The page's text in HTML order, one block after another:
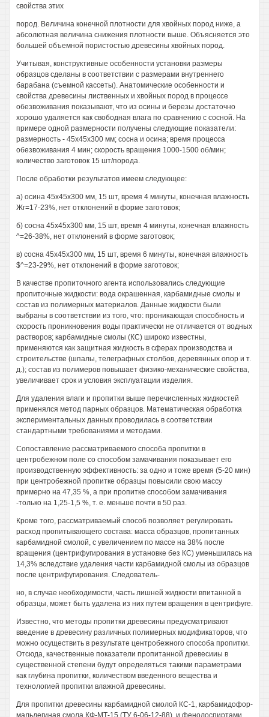
свойства этих
пород. Величина конечной плотности для хвойных пород ниже, а
абсолютная величина снижения плотности выше. Объясняется это
большей объемной пористостью древесины хвойных пород.
Учитывая, конструктивные особенности установки размеры
образцов сделаны в соответствии с размерами внутреннего
барабана (съемной кассеты). Анатомические особенности и
свойства древесины лиственных и хвойных пород в процессе
обезвоживания показывают, что из осины и березы достаточно
хорошо удаляется как свободная влага по сравнению с сосной. На
примере одной размерности получены следующие показатели:
размерность - 45x45x300 мм; сосна и осина; время процесса
обезвоживания 4 мин; скорость вращения 1000-1500 об/мин;
количество заготовок 15 шт/порода.
После обработки результатов имеем следующее:
а) осина 45x45x300 мм, 15 шт, время 4 минуты, конечная влажность
Жг=17-23%, нет отклонений в форме заготовок;
б) сосна 45x45x300 мм, 15 шт, время 4 минуты, конечная влажность
^=26-38%, нет отклонений в форме заготовок;
в) сосна 45x45x300 мм, 15 шт, время 6 минуты, конечная влажность
$^=23-29%, нет отклонений в форме заготовок;
В качестве пропиточного агента использовались следующие
пропиточные жидкости: вода окрашенная, карбамидные смолы и
состав из полимерных материалов. Данные жидкости были
выбраны в соответствии из того, что: проникающая способность и
скорость проникновения воды практически не отличается от водных
растворов; карбамидные смолы (КС) широко известны,
применяются как защитная жидкость в сферах производства и
строительстве (шпалы, телеграфных столбов, деревянных опор и т.
д.); состав из полимеров повышает физико-механические свойства,
увеличивает срок и условия эксплуатации изделия.
Для удаления влаги и пропитки выше перечисленных жидкостей
применялся метод парных образцов. Математическая обработка
экспериментальных данных проводилась в соответствии
стандартными требованиями и методами.
Сопоставление рассматриваемого способа пропитки в
центробежном поле со способом замачивания показывает его
производственную эффективность: за одно и тоже время (5-20 мин)
при центробежной пропитке образцы повысили свою массу
примерно на 47,35 %, а при пропитке способом замачивания
-только на 1,25-1,5 %, т. е. меньше почти в 50 раз.
Кроме того, рассматриваемый способ позволяет регулировать
расход пропитывающего состава: масса образцов, пропитанных
карбамидной смолой, с увеличением по массе на 38% после
вращения (центрифугирования в установке без КС) уменьшилась на
14,3% вследствие удаления части карбамидной смолы из образцов
после центрифугирования. Следователь-
но, в случае необходимости, часть лишней жидкости впитанной в
образцы, может быть удалена из них путем вращения в центрифуге.
Известно, что методы пропитки древесины предусматривают
введение в древесину различных полимерных модификаторов, что
можно осуществить в результате центробежного способа пропитки.
Отсюда, качественные показатели пропитанной древесииы в
существенной степени будут определяться такими параметрами
как глубина пропитки, количеством введенного вещества и
технологией пропитки влажной древесины.
Для пропитки древесины карбамидной смолой КС-1, карбамидофор-
мальдегиная смола КФ-МТ-15 (ТУ 6-06-12-88), и фенолоспиртами